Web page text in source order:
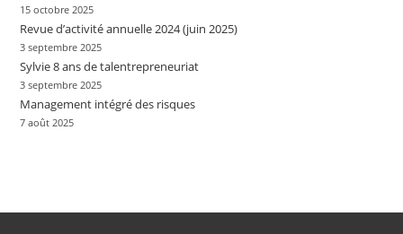
15 octobre 2025
Revue d’activité annuelle 2024 (juin 2025)
3 septembre 2025
Sylvie 8 ans de talentrepreneuriat
3 septembre 2025
Management intégré des risques
7 août 2025